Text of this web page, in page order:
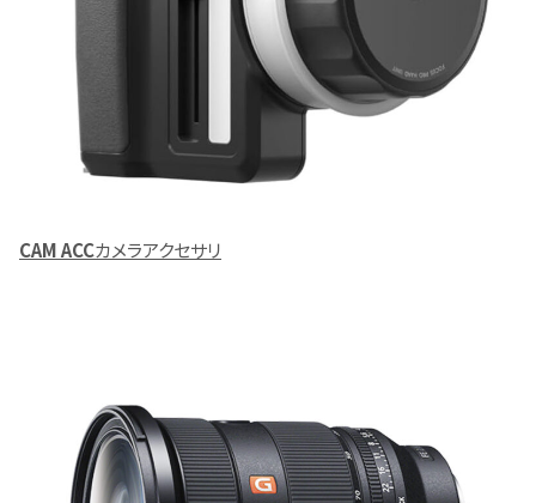
CAM ACCカメラアクセサリ